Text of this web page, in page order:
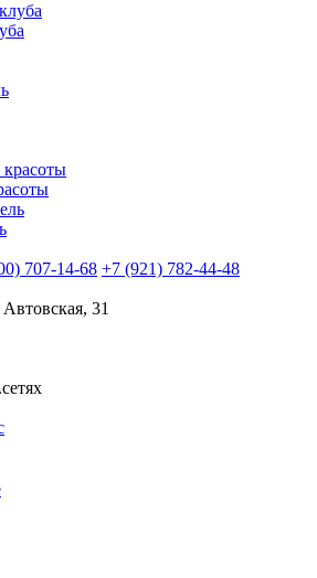
707-14-68 +7 (921) 782-44-48
Автовская, 31